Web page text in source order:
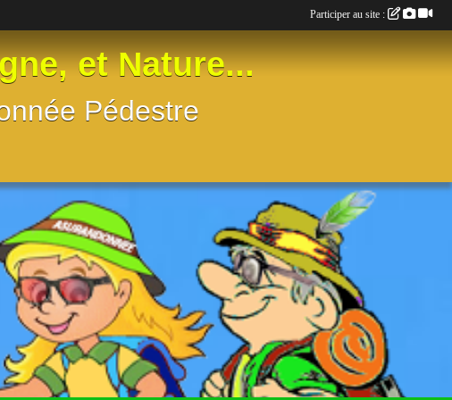
et Nature...
Pédestre
Participer au site :